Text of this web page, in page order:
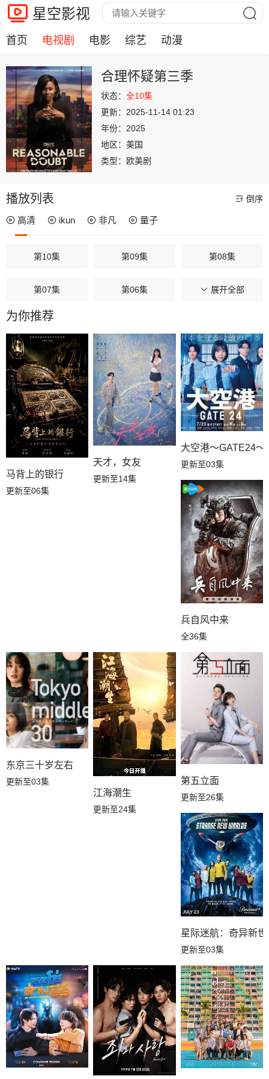
星空影视
首页 电视剧 电影 综艺 动漫
合理怀疑第三季
状态： 全10集
更新： 2025-11-14 01:23
年份： 2025
地区： 美国
类型：
欧美剧
播放列表 倒序
高清 ikun 非凡 量子
第10集 第09集 第08集
第07集 第06集 第05集
第04集
第01集
展开全部
为你推荐
马背上的银行
更新至06集
天才，女友
更新至14集
大空港～GATE24～
更新至03集
兵自风中来
全36集
东京三十岁左右
更新至03集
江海潮生
更新至24集
第五立面
更新至26集
星际迷航：奇异新
更新至03集